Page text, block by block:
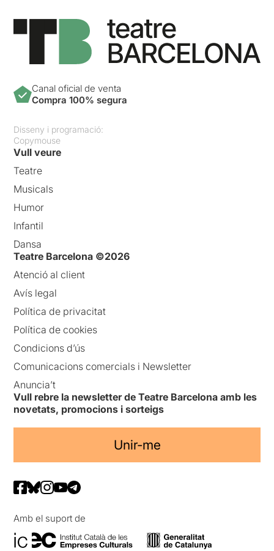
Canal oficial de venta
Compra 100% segura
Disseny i programació:
Copymouse
Vull veure
Teatre
Musicals
Humor
Infantil
Dansa
Teatre Barcelona ©2026
Atenció al client
Avís legal
Política de privacitat
Política de cookies
Condicions d’ús
Comunicacions comercials i Newsletter
Anuncia’t
Vull rebre la newsletter de Teatre Barcelona amb les
novetats, promocions i sorteigs
Unir-me
Amb el suport de